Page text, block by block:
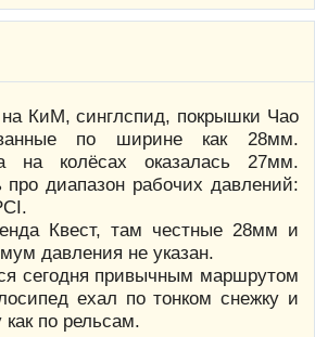
на КиМ, синглспид, покрышки Чао
по ширине как 28мм.
на колёсах оказалась 27мм.
про диапазон рабочих давлений:
Квест, там честные 28мм и
давления не указан.
сегодня привычным маршрутом
ехал по тонком снежку и
по рельсам.